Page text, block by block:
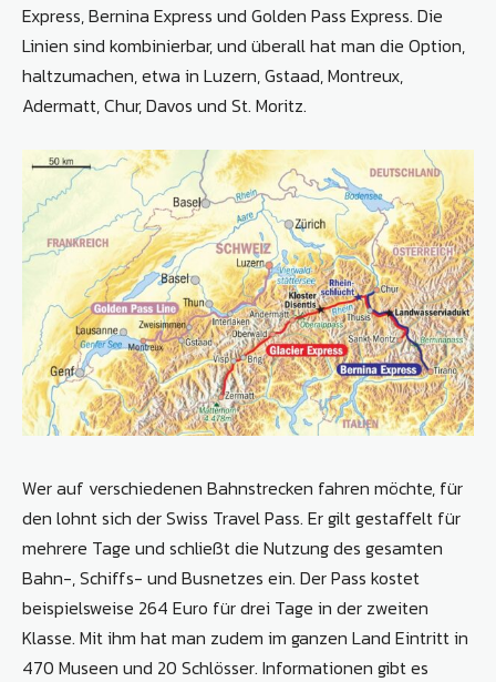
Express, Bernina Express und Golden Pass Express. Die
Linien sind kombinierbar, und überall hat man die Option,
haltzumachen, etwa in Luzern, Gstaad, Montreux,
Adermatt, Chur, Davos und St. Moritz.
Wer auf verschiedenen Bahnstrecken fahren möchte, für
den lohnt sich der Swiss Travel Pass. Er gilt gestaffelt für
mehrere Tage und schließt die Nutzung des gesamten
Bahn-, Schiffs- und Busnetzes ein. Der Pass kostet
beispielsweise 264 Euro für drei Tage in der zweiten
Klasse. Mit ihm hat man zudem im ganzen Land Eintritt in
470 Museen und 20 Schlösser. Informationen gibt es